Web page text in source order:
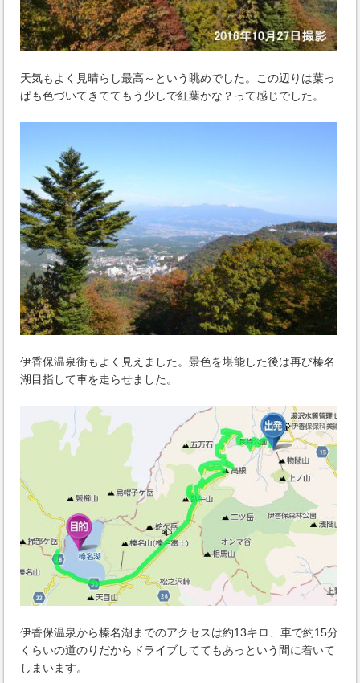
天気もよく見晴らし最高～という眺めでした。この辺りは葉っ
ぱも色づいてきててもう少しで紅葉かな？って感じでした。
伊香保温泉街もよく見えました。景色を堪能した後は再び榛名
湖目指して車を走らせました。
伊香保温泉から榛名湖までのアクセスは約13キロ、車で約15分
くらいの道のりだからドライブしててもあっという間に着いて
しまいます。